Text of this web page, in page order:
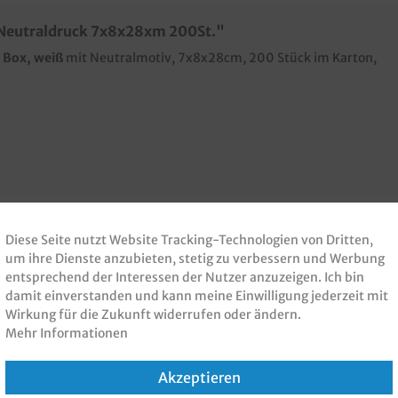
7x8x28xm 200St."
weiß mit Neutralmotiv, 7x8x28cm, 200 Stück im Karton,
GEKAUFT
Diese Seite nutzt Website Tracking-Technologien von Dritten,
um ihre Dienste anzubieten, stetig zu verbessern und Werbung
entsprechend der Interessen der Nutzer anzuzeigen. Ich bin
damit einverstanden und kann meine Einwilligung jederzeit mit
Wirkung für die Zukunft widerrufen oder ändern.
Mehr Informationen
Akzeptieren